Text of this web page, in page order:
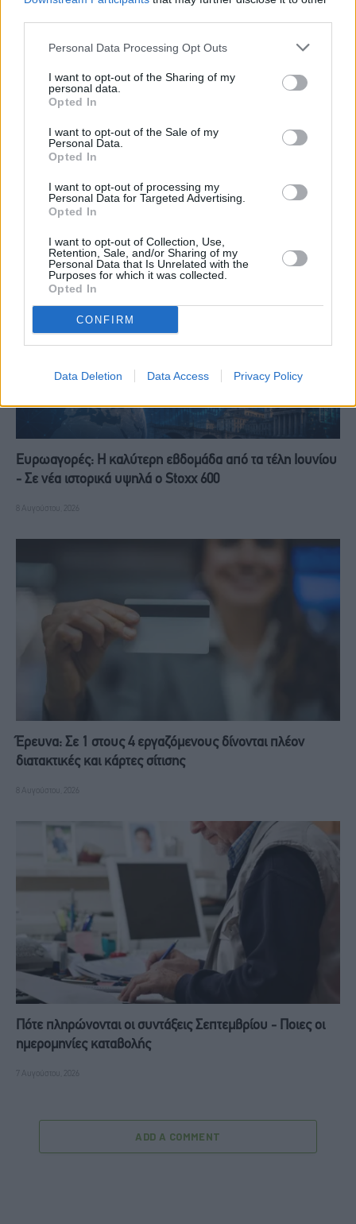
Personal Data Processing Opt Outs
I want to opt-out of the Sharing of my
personal data.
Opted In
I want to opt-out of the Sale of my
Personal Data.
Opted In
I want to opt-out of processing my
Personal Data for Targeted Advertising.
Opted In
I want to opt-out of Collection, Use,
Retention, Sale, and/or Sharing of my
Personal Data that Is Unrelated with the
Purposes for which it was collected.
Opted In
CONFIRM
Data Deletion Data Access Privacy Policy
PREVIOUS ARTICLE
Dow, άλμα 3% για τον Nasdaq
με ώθηση από SpaceX και AI
χαμηλά αποθέματα και το
Ευρωαγορές: Η καλύτερη εβδομάδα από τα τέλη Ιουνίου
- Σε νέα ιστορικά υψηλά ο Stoxx 600
8 Αυγούστου, 2026
Έρευνα: Σε 1 στους 4 εργαζόμενους δίνονται πλέον
διατακτικές και κάρτες σίτισης
8 Αυγούστου, 2026
Πότε πληρώνονται οι συντάξεις Σεπτεμβρίου - Ποιες οι
ημερομηνίες καταβολής
7 Αυγούστου, 2026
ADD A COMMENT